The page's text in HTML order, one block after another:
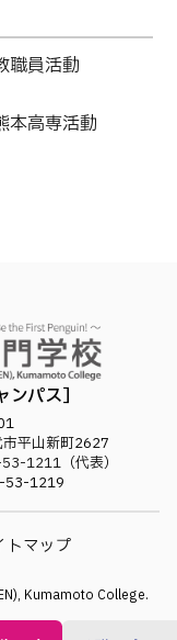
職員活動
本高専活動
ンパス
平山新町2627
1211 （代表）
53-1219
トマップ
Kumamoto College.